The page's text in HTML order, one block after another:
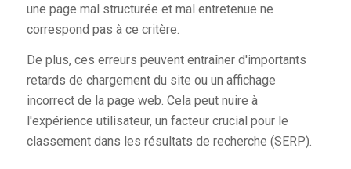
une page mal structurée et mal entretenue ne
correspond pas à ce critère.
De plus, ces erreurs peuvent entraîner d'importants
retards de chargement du site ou un affichage
incorrect de la page web. Cela peut nuire à
l'expérience utilisateur, un facteur crucial pour le
classement dans les résultats de recherche (SERP).